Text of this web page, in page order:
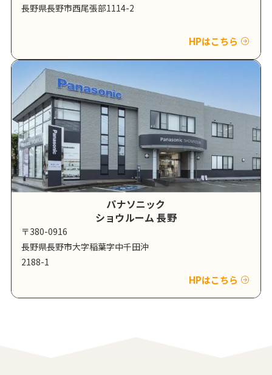
長野県長野市西尾張部1114-2
HPはこちら
パナソニック
ショウルーム 長野
〒380-0916
長野県長野市大字稲葉字中千田沖
2188-1
HPはこちら